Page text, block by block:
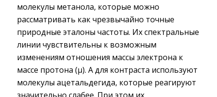
молекулы метанола, которые можно
рассматривать как чрезвычайно точные
природные эталоны частоты. Их спектральные
линии чувствительны к возможным
изменениям отношения массы электрона к
массе протона (μ). А для контраста используют
молекулы ацетальдегида, которые реагируют